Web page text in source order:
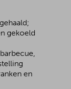
gekoeld
en